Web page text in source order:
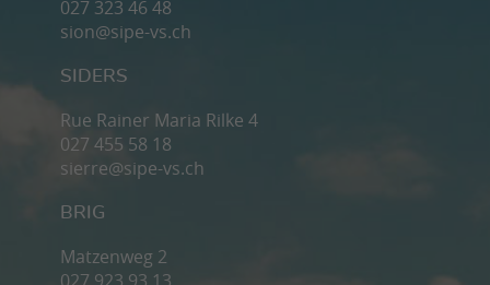
027 323 46 48
sion@sipe-vs.ch
SIDERS
Rue Rainer Maria Rilke 4
027 455 58 18
sierre@sipe-vs.ch
BRIG
Matzenweg 2